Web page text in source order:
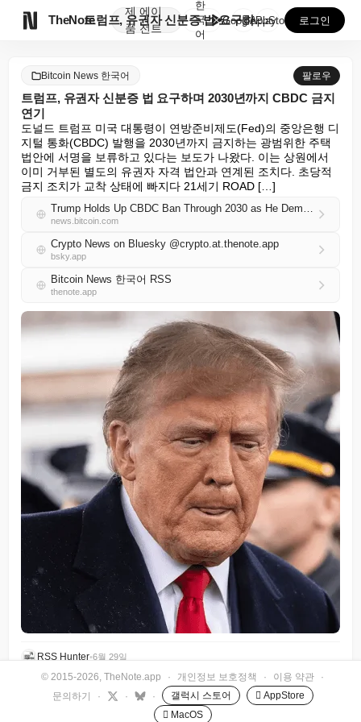
TheNote
제
품
에이
전트
트럼프, 유권자 신분증 법 요구하며 2030년까지 CB...
한
국
어
GooglePlay
AppStore 로그인
Bitcoin News 한국어 팔로우
트럼프, 유권자 신분증 법 요구하며 2030년까지 CBDC 금지
연기
도널드 트럼프 미국 대통령이 연방준비제도(Fed)의 중앙은행 디
지털 통화(CBDC) 발행을 2030년까지 금지하는 광범위한 주택
법안에 서명을 보류하고 있다는 보도가 나왔다. 이는 상원에서
이미 거부된 별도의 유권자 자격 법안과 연계된 조치다. 초당적
금지 조치가 교착 상태에 빠지다 21세기 ROAD […]
Trump Holds Up CBDC Ban Through 2030 as He Demands a Voter-ID Law
news.bitcoin.com
Crypto News on Bluesky @crypto.at.thenote.app
bsky.app
Bitcoin News 한국어 RSS
thenote.app
RSS Hunter•6월 29일
© 2015-2026, TheNote.app · 개인정보 보호정책 · 이용 약관
·
문의하기
· · · 갤럭시 스토어
 AppStore
 MacOS